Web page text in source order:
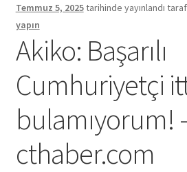
Temmuz 5, 2025tarihinde yayınlandı
yapın
Akiko: Başarılı
Cumhuriyetçi
bulamıyorum!
cthaber.com